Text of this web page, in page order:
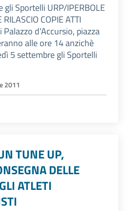
Sportelli URP/IPERBOLE
COPIE ATTI
Palazzo d'Accursio, piazza
alle ore 14 anzichè
5 settembre gli Sportelli
2011
TUNE UP,
DELLE
ATLETI